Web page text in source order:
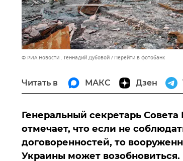
© РИА Новости . Геннадий Дубовой Перейти в фотобанк
Читать в МАКС Дзен
Генеральный секретарь
отмечает, что если не
договоренностей, то
Украины может возобновиться.